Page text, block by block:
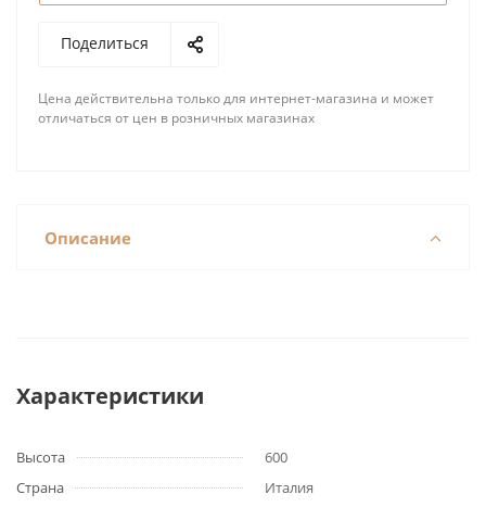
Поделиться
Цена действительна только для интернет-магазина и может
отличаться от цен в розничных магазинах
Описание
Характеристики
Высота
600
Страна
Италия